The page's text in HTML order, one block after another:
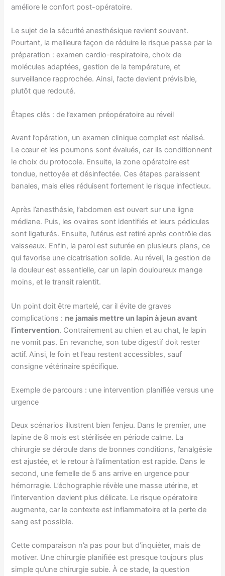
améliore le confort post-opératoire.
Le sujet de la sécurité anesthésique revient souvent.
Pourtant, la meilleure façon de réduire le risque passe par la
préparation : examen cardio-respiratoire, choix de
molécules adaptées, gestion de la température, et
surveillance rapprochée. Ainsi, l’acte devient prévisible,
plutôt que redouté.
Étapes clés : de l’examen préopératoire au réveil
Avant l’opération, un examen clinique complet est réalisé.
Le cœur et les poumons sont évalués, car ils conditionnent
le choix du protocole. Ensuite, la zone opératoire est
tondue, nettoyée et désinfectée. Ces étapes paraissent
banales, mais elles réduisent fortement le risque infectieux.
Après l’anesthésie, l’abdomen est ouvert sur une ligne
médiane. Puis, les ovaires sont identifiés et leurs pédicules
sont ligaturés. Ensuite, l’utérus est retiré après contrôle des
vaisseaux. Enfin, la paroi est suturée en plusieurs plans, ce
qui favorise une cicatrisation solide. Au réveil, la gestion de
la douleur est essentielle, car un lapin douloureux mange
moins, et le transit ralentit.
Un point doit être martelé, car il évite de graves
complications : ne jamais mettre un lapin à jeun avant
l’intervention. Contrairement au chien et au chat, le lapin
ne vomit pas. En revanche, son tube digestif doit rester
actif. Ainsi, le foin et l’eau restent accessibles, sauf
consigne vétérinaire spécifique.
Exemple de parcours : une intervention planifiée versus une
urgence
Deux scénarios illustrent bien l’enjeu. Dans le premier, une
lapine de 8 mois est stérilisée en période calme. La
chirurgie se déroule dans de bonnes conditions, l’analgésie
est ajustée, et le retour à l’alimentation est rapide. Dans le
second, une femelle de 5 ans arrive en urgence pour
hémorragie. L’échographie révèle une masse utérine, et
l’intervention devient plus délicate. Le risque opératoire
augmente, car le contexte est inflammatoire et la perte de
sang est possible.
Cette comparaison n’a pas pour but d’inquiéter, mais de
motiver. Une chirurgie planifiée est presque toujours plus
simple qu’une chirurgie subie. À ce stade, la question